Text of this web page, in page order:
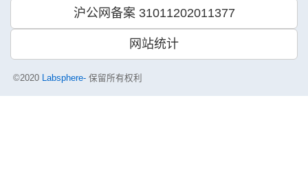
沪公网备案 31011202011377
网站统计
©2020 Labsphere- 保留所有权利